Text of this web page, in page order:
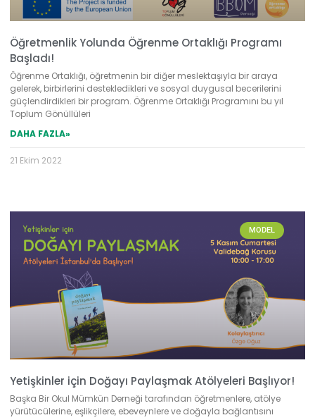
Öğretmenlik Yolunda Öğrenme Ortaklığı Programı
Başladı!
Öğrenme Ortaklığı, öğretmenin bir diğer meslektaşıyla bir araya
gelerek, birbirlerini destekledikleri ve sosyal duygusal becerilerini
güçlendirdikleri bir program. Öğrenme Ortaklığı Programını bu yıl
Toplum Gönüllüleri
DAHA FAZLA»
21 Ekim 2022
MODEL
Yetişkinler için Doğayı Paylaşmak Atölyeleri Başlıyor!
Başka Bir Okul Mümkün Derneği tarafından öğretmenlere, atölye
yürütücülerine, eşlikçilere, ebeveynlere ve doğayla bağlantısını